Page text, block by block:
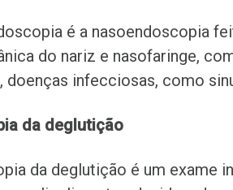
é a nasoendoscopia
do nariz e nasofaringe,
doenças infecciosas, como
da deglutição
da deglutição é um exame